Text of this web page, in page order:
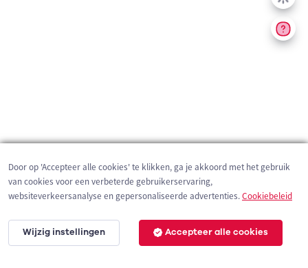
2 km
Door op 'Accepteer alle cookies' te klikken, ga je akkoord met het gebruik
van cookies voor een verbeterde gebruikerservaring,
websiteverkeersanalyse en gepersonaliseerde advertenties.Cookiebeleid
Wijzig instellingen Accepteer alle cookies